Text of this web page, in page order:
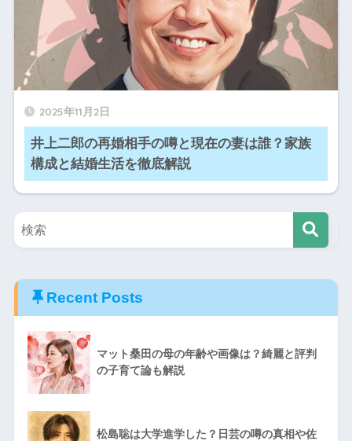
2025年11月2日
井上二郎の再婚相手の噂と現在の妻は誰？家族
構成と結婚生活を徹底解説
Recent Posts
マット桑田の母の年齢や画像は？綺麗と評判
の子育て論も解説
松島聡は大学進学した？日芸の噂の真相や佐